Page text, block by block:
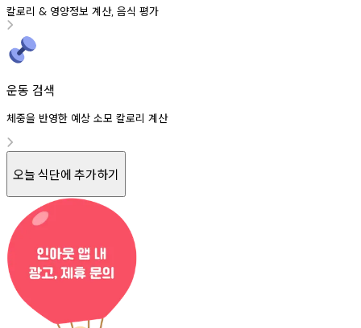
칼로리 & 영양정보 계산, 음식 평가
운동 검색
체중을 반영한 예상 소모 칼로리 계산
오늘 식단에 추가하기